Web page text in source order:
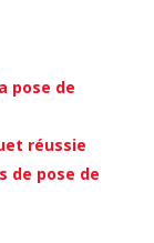
pose de
réussie
de pose de